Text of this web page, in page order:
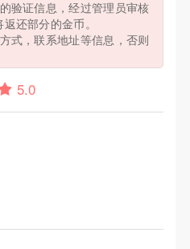
验证信息，经过管理员审核
还部分的金币。
式，联系地址等信息，否则